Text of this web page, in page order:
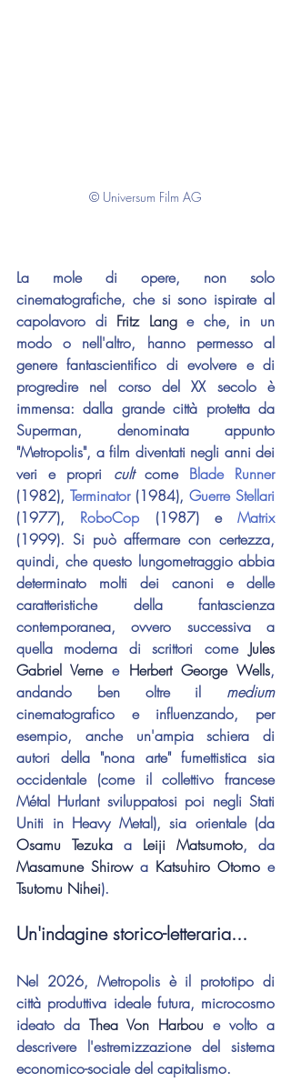
© Universum Film AG
La mole di opere, non solo
cinematografiche, che si sono ispirate al
capolavoro di Fritz Lang e che, in un
modo o nell'altro, hanno permesso al
genere fantascientifico di evolvere e di
progredire nel corso del XX secolo è
immensa: dalla grande città protetta da
Superman, denominata appunto
"Metropolis", a film diventati negli anni dei
veri e propri cult come Blade Runner
(1982), Terminator (1984), Guerre Stellari
(1977), RoboCop (1987) e Matrix
(1999). Si può affermare con certezza,
quindi, che questo lungometraggio abbia
determinato molti dei canoni e delle
caratteristiche della fantascienza
contemporanea, ovvero successiva a
quella moderna di scrittori come Jules
Gabriel Verne e Herbert George Wells,
andando ben oltre il medium
cinematografico e influenzando, per
esempio, anche un'ampia schiera di
autori della "nona arte" fumettistica sia
occidentale (come il collettivo francese
Métal Hurlant sviluppatosi poi negli Stati
Osamu Tezuka a Leiji Matsumoto
Masamune Shirow a Katsuhiro Otomo
e
Tsutomu Nihei).
Un'indagine storico-letteraria...
Nel 2026, Metropolis è il prototipo di
città produttiva ideale futura, microcosmo
ideato da Thea Von Harbou e volto a
descrivere l'estremizzazione del sistema
economico-sociale del capitalismo.